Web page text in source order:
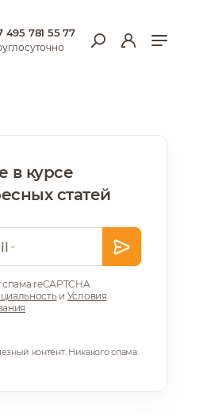
495 781 55 77
в курсе
статей
*
reCAPTCHA
и Условия
контент. Никакого спама.